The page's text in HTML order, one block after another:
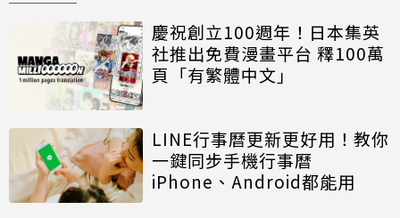
慶祝創立100週年！日本集英
社推出免費漫畫平台 釋100萬
頁「有繁體中文」
LINE行事曆更新更好用！教你
一鍵同步手機行事曆
iPhone、Android都能用